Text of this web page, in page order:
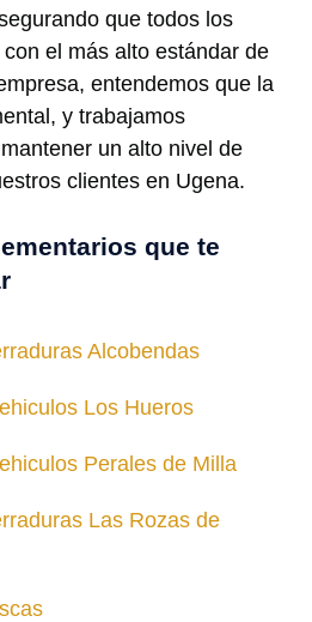
que todos los
el más alto estándar de
entendemos que la
y trabajamos
un alto nivel de
clientes en Ugena.
que te
Alcobendas
Los Hueros
Perales de Milla
Las Rozas de